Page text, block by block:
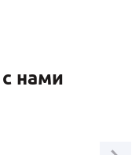
нами